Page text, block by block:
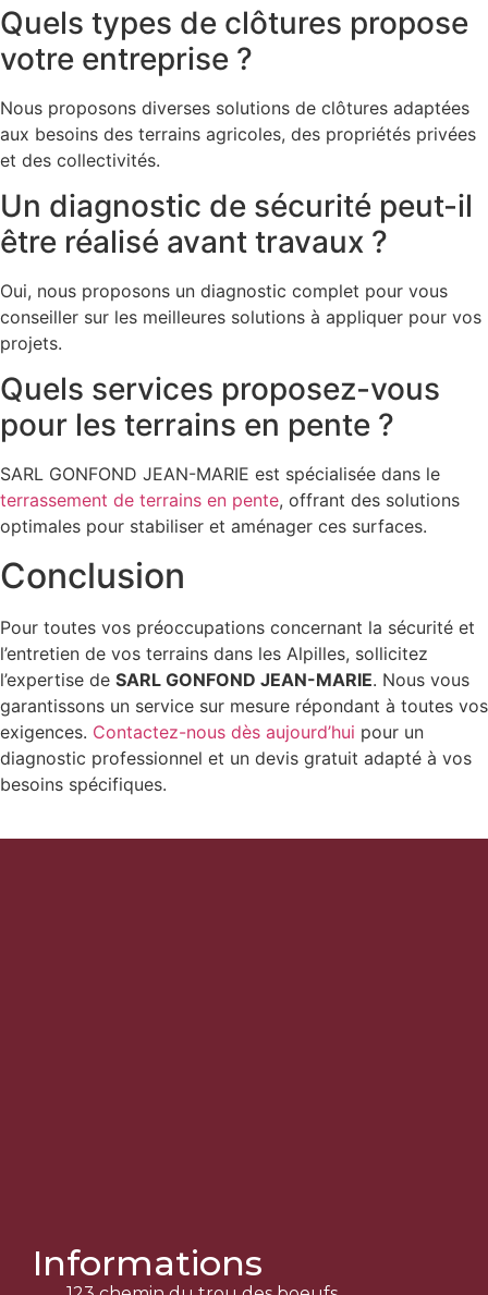
Quels types de clôtures propose
votre entreprise ?
Nous proposons diverses solutions de clôtures adaptées
aux besoins des terrains agricoles, des propriétés privées
et des collectivités.
Un diagnostic de sécurité peut-il
être réalisé avant travaux ?
Oui, nous proposons un diagnostic complet pour vous
conseiller sur les meilleures solutions à appliquer pour vos
projets.
Quels services proposez-vous
pour les terrains en pente ?
SARL GONFOND JEAN-MARIE est spécialisée dans le
terrassement de terrains en pente, offrant des solutions
optimales pour stabiliser et aménager ces surfaces.
Conclusion
Pour toutes vos préoccupations concernant la sécurité et
l’entretien de vos terrains dans les Alpilles, sollicitez
l’expertise de SARL GONFOND JEAN-MARIE. Nous vous
garantissons un service sur mesure répondant à toutes vos
exigences. Contactez-nous dès aujourd’hui pour un
diagnostic professionnel et un devis gratuit adapté à vos
besoins spécifiques.
Informations